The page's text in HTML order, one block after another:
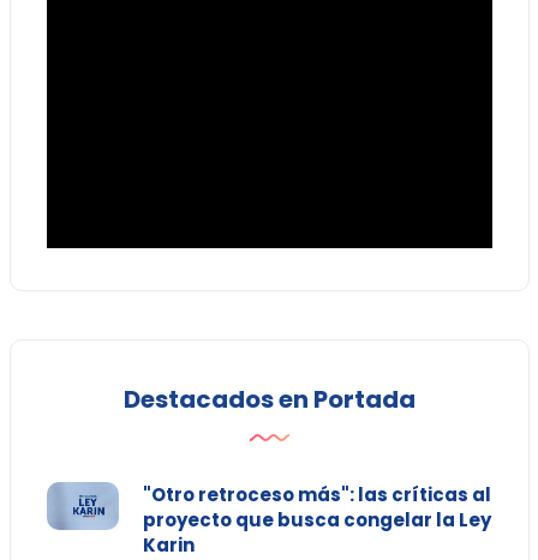
Destacados en Portada
"Otro retroceso más": las críticas al
proyecto que busca congelar la Ley
Karin